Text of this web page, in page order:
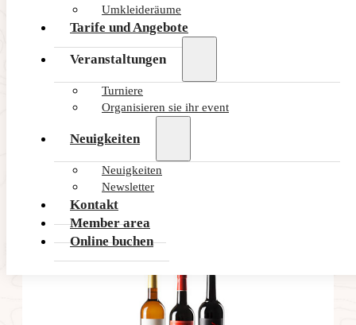
Umkleideräume
Tarife und Angebote
Veranstaltungen
Turniere
Organisieren sie ihr event
Neuigkeiten
Neuigkeiten
Newsletter
Kontakt
Member area
Online buchen